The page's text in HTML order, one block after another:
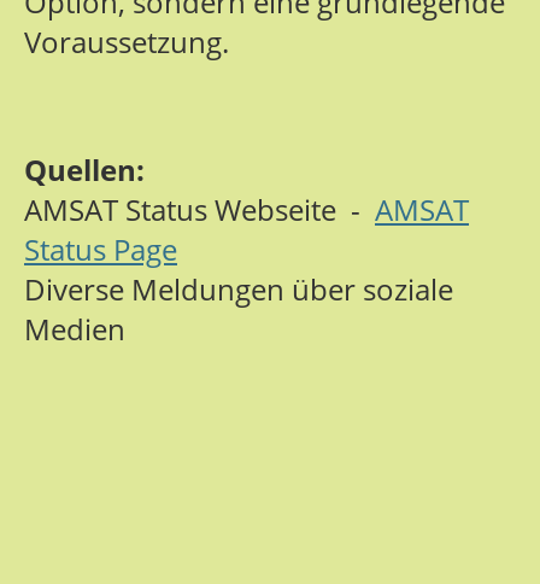
Voraussetzung.
Quellen:
AMSAT Status Webseite - AMSAT
Status Page
Diverse Meldungen über soziale
Medien